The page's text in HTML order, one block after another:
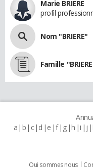
Marie BRIERE
profil
Nom "BRIERE"
Famille
a b c d e f g h i j
Qui sommes nous